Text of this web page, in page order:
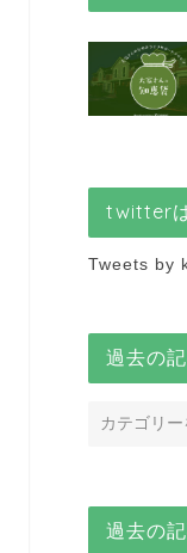
twitter
Tweets by
過去の
過去の